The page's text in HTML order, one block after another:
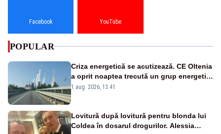
Facebook YouTube
POPULAR
Criza energetică se acutizează. CE Oltenia
a oprit noaptea trecută un grup energetic
de la Rovinari
1 aug. 2026, 13:41
Lovitură după lovitură pentru blonda lui
Coldea în dosarul drogurilor. Alessia